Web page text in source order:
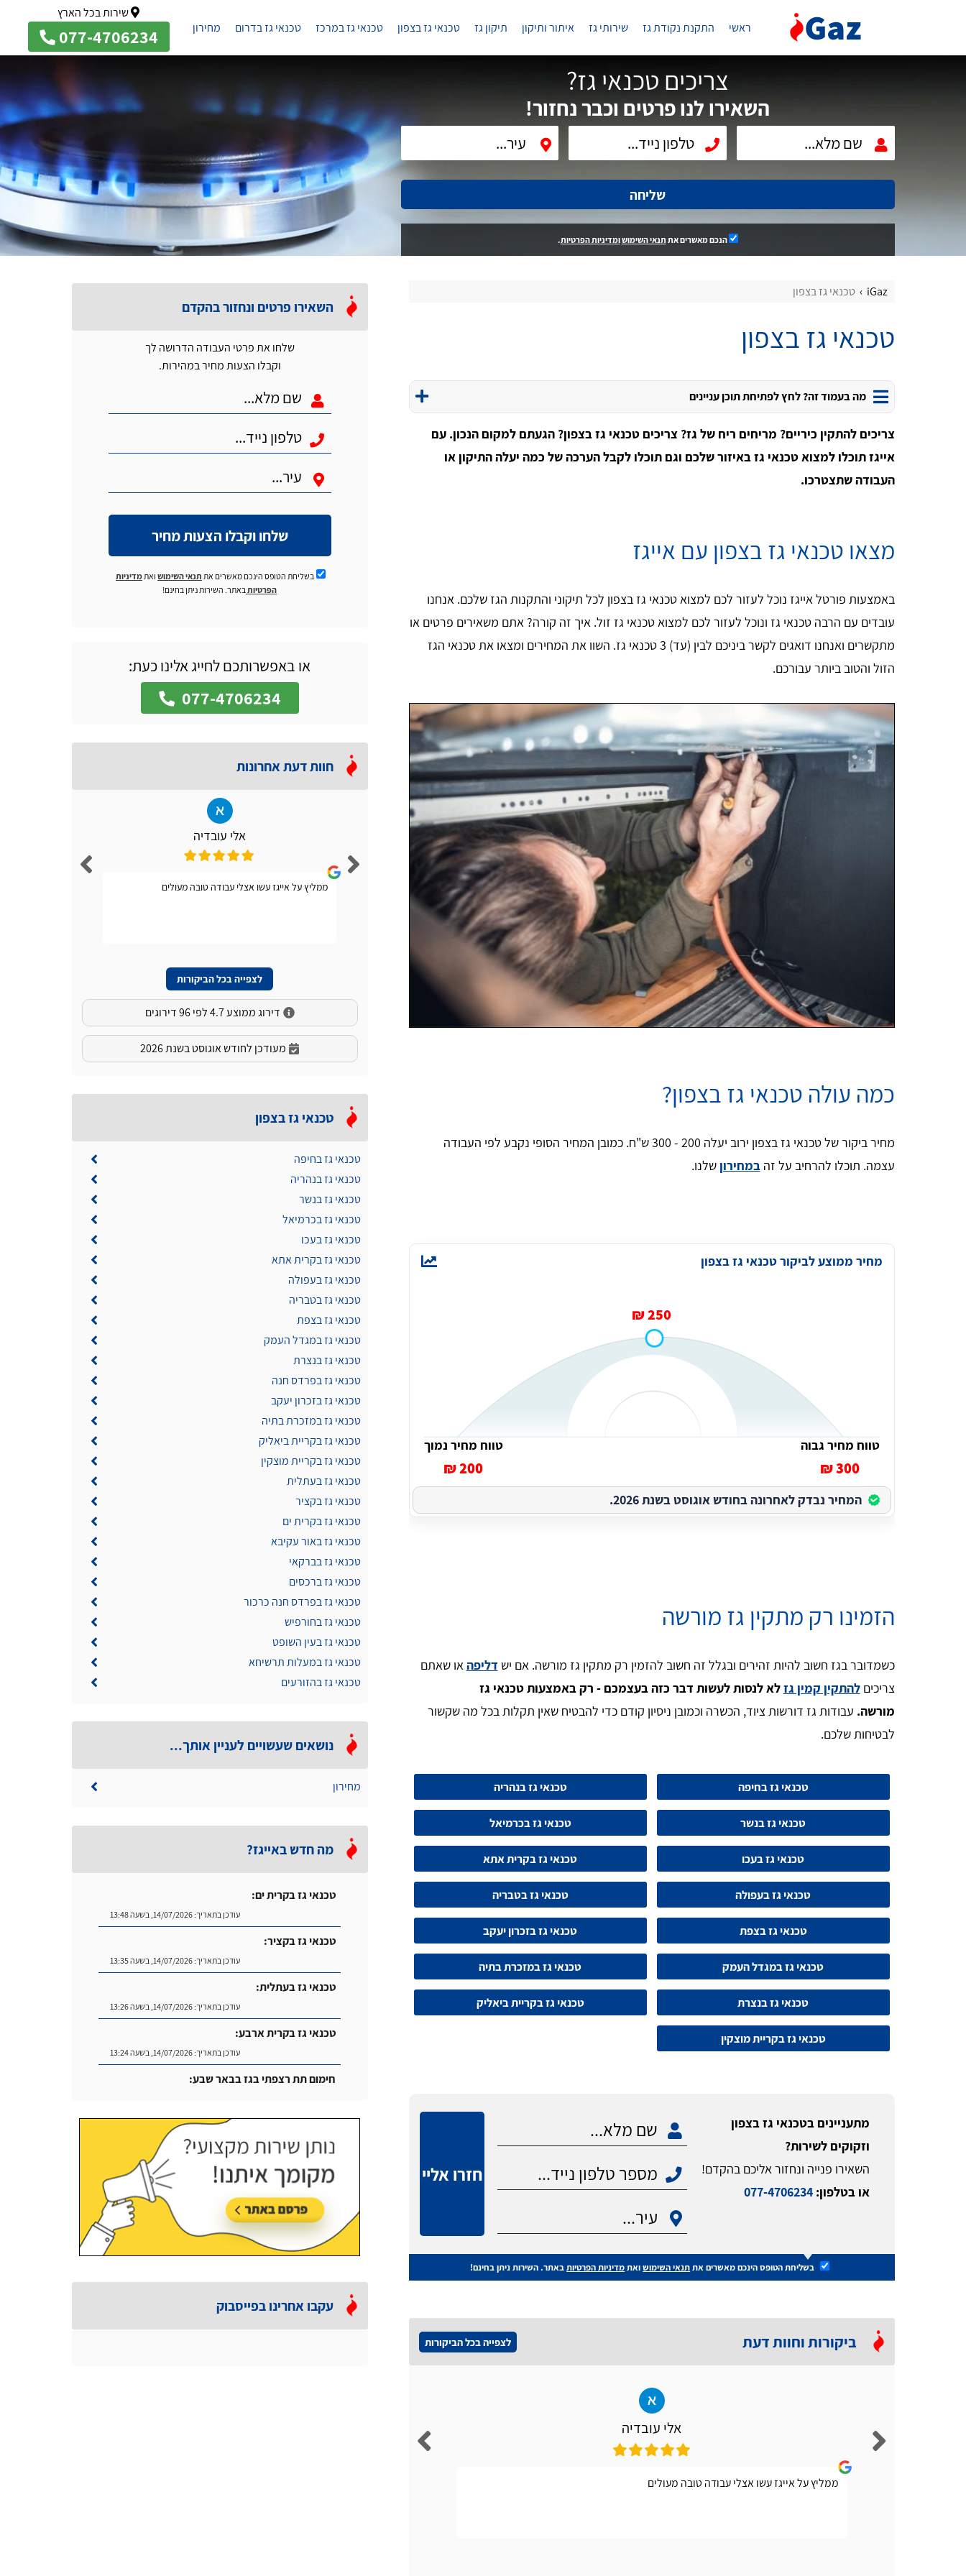
ראשי התקנת נקודת גז שירותי גז איתור ותיקון תיקון גז טכנאי גז בצפון טכנאי גז במרכז טכנאי גז בדרום מחירון
שירות בכל הארץ
077-4706234
צריכים טכנאי גז?
השאירו לנו פרטים וכבר נחזור!
שליחה
הנכם מאשרים את תנאי השימושומדיניות הפרטיות.
iGaz טכנאי גז בצפון
טכנאי גז בצפון
מה בעמוד זה? לחץ לפתיחת תוכן עניינים
צריכים להתקין כיריים? מריחים ריח של גז? צריכים טכנאי גז בצפון? הגעתם למקום הנכון. עם
אייגז תוכלו למצוא טכנאי גז באיזור שלכם וגם תוכלו לקבל הערכה של כמה יעלה התיקון או
העבודה שתצטרכו.
מצאו טכנאי גז בצפון עם אייגז
באמצעות פורטל אייגז נוכל לעזור לכם למצוא טכנאי גז בצפון לכל תיקוני והתקנות הגז שלכם. אנחנו
עובדים עם הרבה טכנאי גז ונוכל לעזור לכם למצוא טכנאי גז זול. איך זה קורה? אתם משאירים פרטים או
מתקשרים ואנחנו דואגים לקשר ביניכם לבין (עד) 3 טכנאי גז. השוו את המחירים ומצאו את טכנאי הגז
הזול והטוב ביותר עבורכם.
כמה עולה טכנאי גז בצפון?
מחיר ביקור של טכנאי גז בצפון ירוב יעלה 200 - 300 ש"ח. כמובן המחיר הסופי נקבע לפי העבודה
עצמה. תוכלו להרחיב על זהבמחירון שלנו.
מחיר ממוצע לביקור טכנאי גז בצפון
250 ₪
טווח מחיר גבוה
300 ₪
טווח מחיר נמוך
200 ₪
המחיר נבדק לאחרונה בחודש אוגוסט בשנת 2026.
הזמינו רק מתקין גז מורשה
כשמדובר בגז חשוב להיות זהירים ובגלל זה חשוב להזמין רק מתקין גז מורשה. אם יש דליפהאו שאתם
צריכיםלהתקין קמין גזלא לנסות לעשות דבר כזה בעצמכם - רק באמצעות טכנאי גז
מורשה. עבודות גז דורשות ציוד, הכשרה וכמובן ניסיון קודם כדי להבטיח שאין תקלות בכל מה שקשור
לבטיחות שלכם.
טכנאי גז בחיפה טכנאי גז בנהריה
טכנאי גז בנשר טכנאי גז בכרמיאל
טכנאי גז בעכו טכנאי גז בקרית אתא
טכנאי גז בעפולה טכנאי גז בטבריה
טכנאי גז בצפת טכנאי גז בזכרון יעקב
טכנאי גז במגדל העמק טכנאי גז במזכרת בתיה
טכנאי גז בנצרת טכנאי גז בקריית ביאליק
טכנאי גז בקריית מוצקין
מתעניינים בטכנאי גז בצפון
וזקוקים לשירות?
השאירו פנייה ונחזור אליכם בהקדם!
או בטלפון:077-4706234
חזרו אליי
בשליחת הטופס הינכם מאשרים אתתנאי השימושואתמדיניות הפרטיותבאתר. השירות ניתן בחינם!
ביקורות וחוות דעת לצפייה בכל הביקורות
אלי עובדיה
ממליץ על אייגז עשו אצלי עבודה טובה מעולים
השאירו פרטים ונחזור בהקדם
שלחו את פרטי העבודה הדרושה לך
וקבלו הצעות מחיר במהירות.
שלחו וקבלו הצעות מחיר
בשליחת הטופס הינכם מאשרים את תנאי השימושואתמדיניות
הפרטיותבאתר. השירות ניתן בחינם!
או באפשרותכם לחייג אלינו כעת:
077-4706234
חוות דעת אחרונות
אלי עובדיה
ממליץ על אייגז עשו אצלי עבודה טובה מעולים
Lior Rubin
הייתה לי להבה נמוכה וחזר אליי טכנאי גז מהאתר הזה. הוא
אמר לי שלא בהכרח אני צריך טכנאי ויכול להיות שחברת
הגז תפתור לי את הבעיה. היה ממש הוגן.
Aharon Kalderon
נכון לכתיבת הבקשה האתר עומד בכל הדרישות נמתין
לצפייה בכל הביקורות
דירוג ממוצע 4.7 לפי 96 דירוגים
מעודכן לחודש אוגוסט בשנת 2026
טכנאי גז בצפון
טכנאי גז בחיפה
טכנאי גז בנהריה
טכנאי גז בנשר
טכנאי גז בכרמיאל
טכנאי גז בעכו
טכנאי גז בקרית אתא
טכנאי גז בעפולה
טכנאי גז בטבריה
טכנאי גז בצפת
טכנאי גז במגדל העמק
טכנאי גז בנצרת
טכנאי גז בפרדס חנה
טכנאי גז בזכרון יעקב
טכנאי גז במזכרת בתיה
טכנאי גז בקריית ביאליק
טכנאי גז בקריית מוצקין
טכנאי גז בעתלית
טכנאי גז בקציר
טכנאי גז בקרית ים
טכנאי גז באור עקיבא
טכנאי גז בברקאי
טכנאי גז ברכסים
טכנאי גז בפרדס חנה כרכור
טכנאי גז בחורפיש
טכנאי גז בעין השופט
טכנאי גז במעלות תרשיחא
טכנאי גז בהזורעים
נושאים שעשויים לעניין אותך...
מחירון
מה חדש באייגז?
טכנאי גז בקרית ים:
עודכן בתאריך:14/07/2026, בשעה 13:48
טכנאי גז בקציר:
עודכן בתאריך:14/07/2026, בשעה 13:35
טכנאי גז בעתלית:
עודכן בתאריך:14/07/2026, בשעה 13:26
טכנאי גז בקרית ארבע:
עודכן בתאריך:14/07/2026, בשעה 13:24
חימום תת רצפתי בגז בבאר שבע:
עקבו אחרינו בפייסבוק